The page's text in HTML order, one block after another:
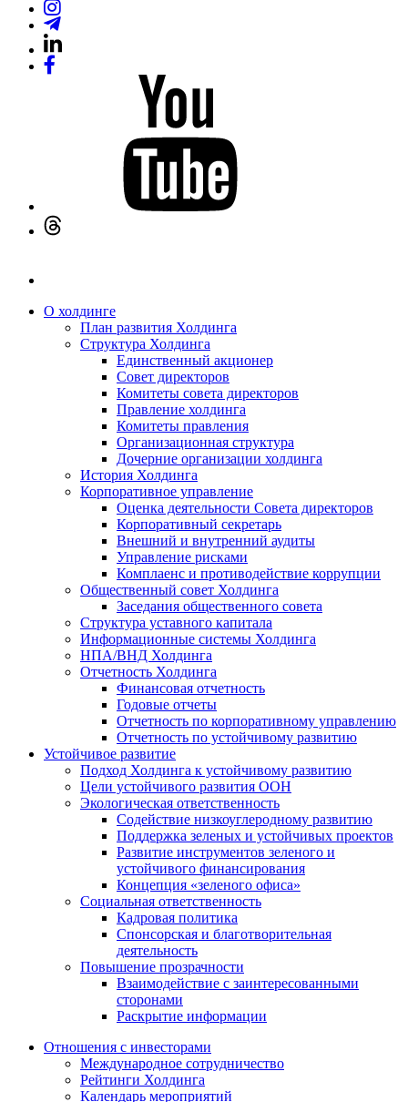
О холдинге
План развития Холдинга
Структура Холдинга
Единственный акционер
Совет директоров
Комитеты совета директоров
Правление холдинга
Комитеты правления
Организационная структура
Дочерние организации холдинга
История Холдинга
Корпоративное управление
Оценка деятельности Совета директоров
Корпоративный секретарь
Внешний и внутренний аудиты
Управление рисками
Комплаенс и противодействие коррупции
Общественный совет Холдинга
Заседания общественного совета
Структура уставного капитала
Информационные системы Холдинга
НПА/ВНД Холдинга
Отчетность Холдинга
Финансовая отчетность
Годовые отчеты
Отчетность по корпоративному управлению
Отчетность по устойчивому развитию
Устойчивое развитие
Подход Холдинга к устойчивому развитию
Цели устойчивого развития ООН
Экологическая ответственность
Содействие низкоуглеродному развитию
Поддержка зеленых и устойчивых проектов
Развитие инструментов зеленого и
устойчивого финансирования
Концепция «зеленого офиса»
Социальная ответственность
Кадровая политика
Спонсорская и благотворительная
деятельность
Повышение прозрачности
Взаимодействие с заинтересованными
сторонами
Раскрытие информации
Отношения с инвесторами
Международное сотрудничество
Рейтинги Холдинга
Календарь мероприятий